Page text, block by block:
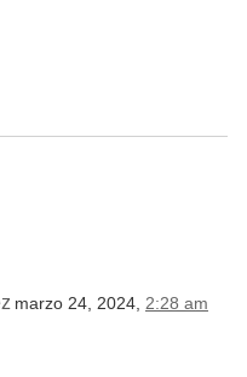
marzo 24, 2024, 2:28 am